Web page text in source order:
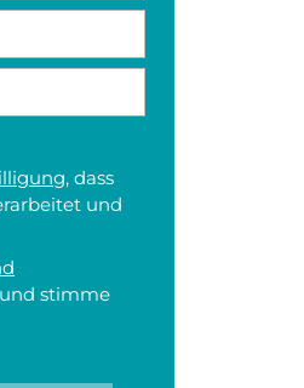
, dass
und
stimme